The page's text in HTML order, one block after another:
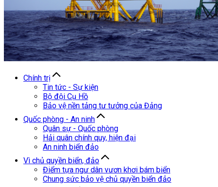
Chính trị
Tin tức - Sự kiện
Bộ đội Cụ Hồ
Bảo vệ nền tảng tư tưởng của Đảng
Quốc phòng - An ninh
Quân sự - Quốc phòng
Hải quân chính quy, hiện đại
An ninh biển đảo
Vì chủ quyền biển, đảo
Điểm tựa ngư dân vươn khơi bám biển
Chung sức bảo vệ chủ quyền biển đảo